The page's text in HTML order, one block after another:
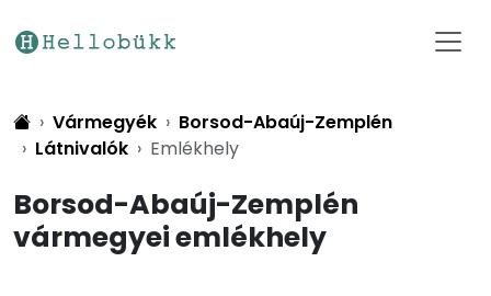
Vármegyék
Borsod-Abaúj-Zemplén
Látnivalók
Emlékhely
Borsod-Abaúj-Zemplén
vármegyei emlékhely